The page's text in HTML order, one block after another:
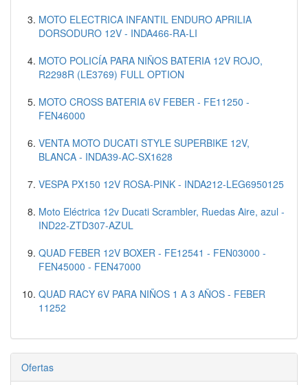
MOTO ELECTRICA INFANTIL ENDURO APRILIA
DORSODURO 12V - INDA466-RA-LI
MOTO POLICÍA PARA NIÑOS BATERIA 12V ROJO,
R2298R (LE3769) FULL OPTION
MOTO CROSS BATERIA 6V FEBER - FE11250 -
FEN46000
VENTA MOTO DUCATI STYLE SUPERBIKE 12V,
BLANCA - INDA39-AC-SX1628
VESPA PX150 12V ROSA-PINK - INDA212-LEG6950125
Moto Eléctrica 12v Ducati Scrambler, Ruedas Aire, azul -
IND22-ZTD307-AZUL
QUAD FEBER 12V BOXER - FE12541 - FEN03000 -
FEN45000 - FEN47000
QUAD RACY 6V PARA NIÑOS 1 A 3 AÑOS - FEBER
11252
Ofertas